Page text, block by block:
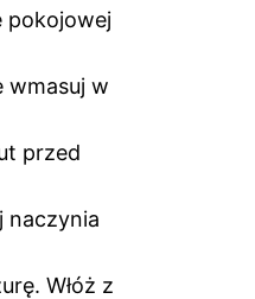
pokojowej
wmasuj w
przed
naczynia
Włóż z